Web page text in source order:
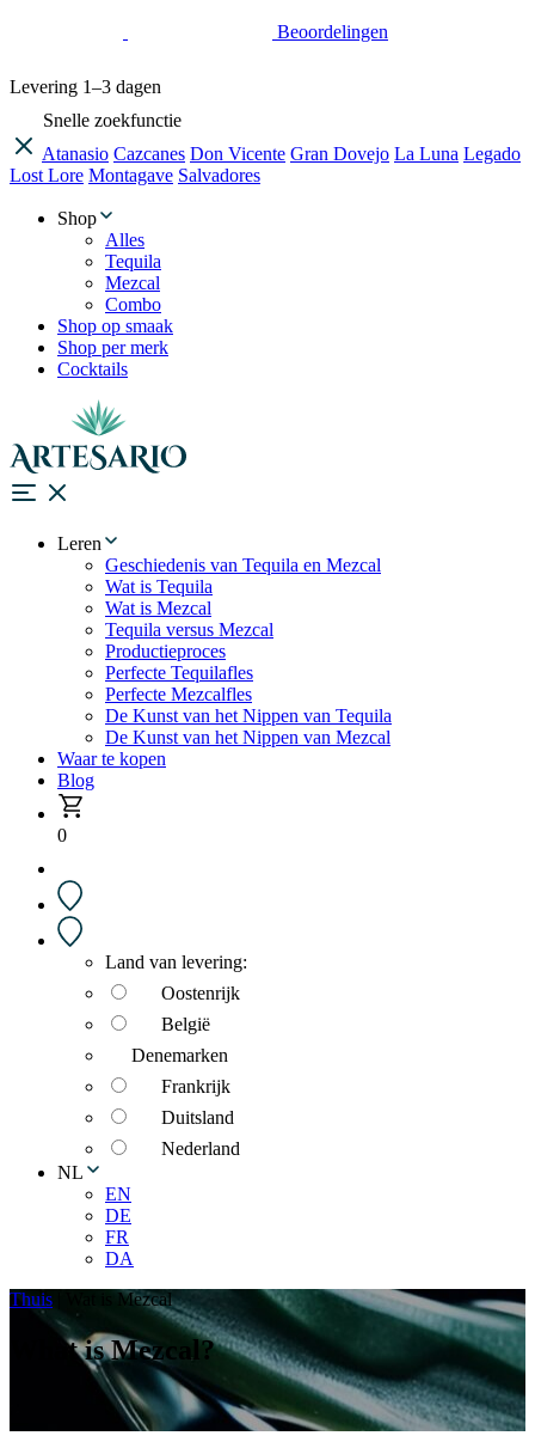
Beoordelingen
Levering 1–3 dagen
Snelle zoekfunctie
Atanasio Cazcanes Don Vicente Gran Dovejo La Luna Legado
Lost Lore Montagave Salvadores
Shop
Alles
Tequila
Mezcal
Combo
Shop op smaak
Shop per merk
Cocktails
Leren
Geschiedenis van Tequila en Mezcal
Wat is Tequila
Wat is Mezcal
Tequila versus Mezcal
Productieproces
Perfecte Tequilafles
Perfecte Mezcalfles
De Kunst van het Nippen van Tequila
De Kunst van het Nippen van Mezcal
Waar te kopen
Blog
0
Land van levering:
Oostenrijk
België
Denemarken
Frankrijk
Duitsland
Nederland
NL
EN
DE
FR
DA
Thuis
Wat is Mezcal
What is Mezcal?